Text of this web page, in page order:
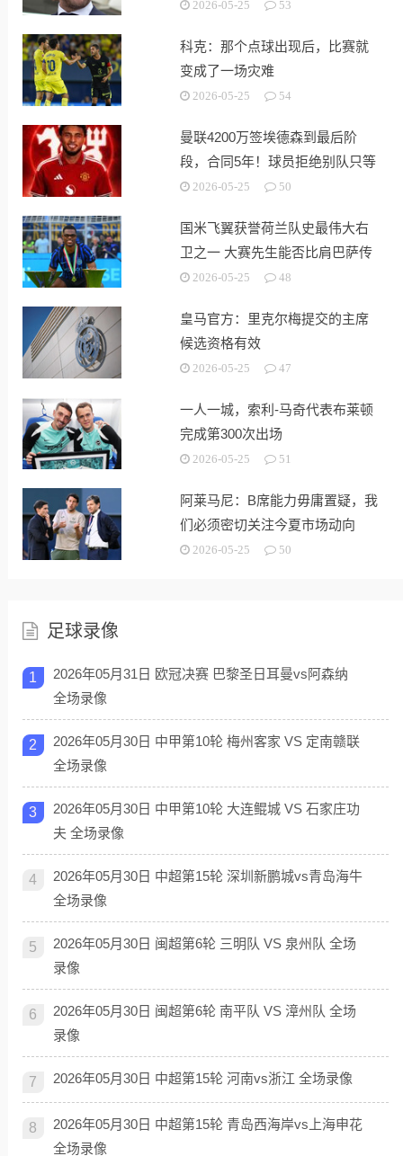
2026-05-25 53
科克：那个点球出现后，比赛就
变成了一场灾难
2026-05-25 54
曼联4200万签埃德森到最后阶
段，合同5年！球员拒绝别队只等
红魔
2026-05-25 50
国米飞翼获誉荷兰队史最伟大右
卫之一 大赛先生能否比肩巴萨传
奇2026-05-25 48
皇马官方：里克尔梅提交的主席
候选资格有效
2026-05-25 47
一人一城，索利-马奇代表布莱顿
完成第300次出场
2026-05-25 51
阿莱马尼：B席能力毋庸置疑，我
们必须密切关注今夏市场动向
2026-05-25 50
足球录像
1
2026年05月31日 欧冠决赛 巴黎圣日耳曼vs阿森纳
全场录像
2
2026年05月30日 中甲第10轮 梅州客家 VS 定南赣联
全场录像
3
2026年05月30日 中甲第10轮 大连鲲城 VS 石家庄功
夫 全场录像
4
2026年05月30日 中超第15轮 深圳新鹏城vs青岛海牛
全场录像
5
2026年05月30日 闽超第6轮 三明队 VS 泉州队 全场
录像
6
2026年05月30日 闽超第6轮 南平队 VS 漳州队 全场
录像
7 2026年05月30日 中超第15轮 河南vs浙江 全场录像
8
2026年05月30日 中超第15轮 青岛西海岸vs上海申花
全场录像